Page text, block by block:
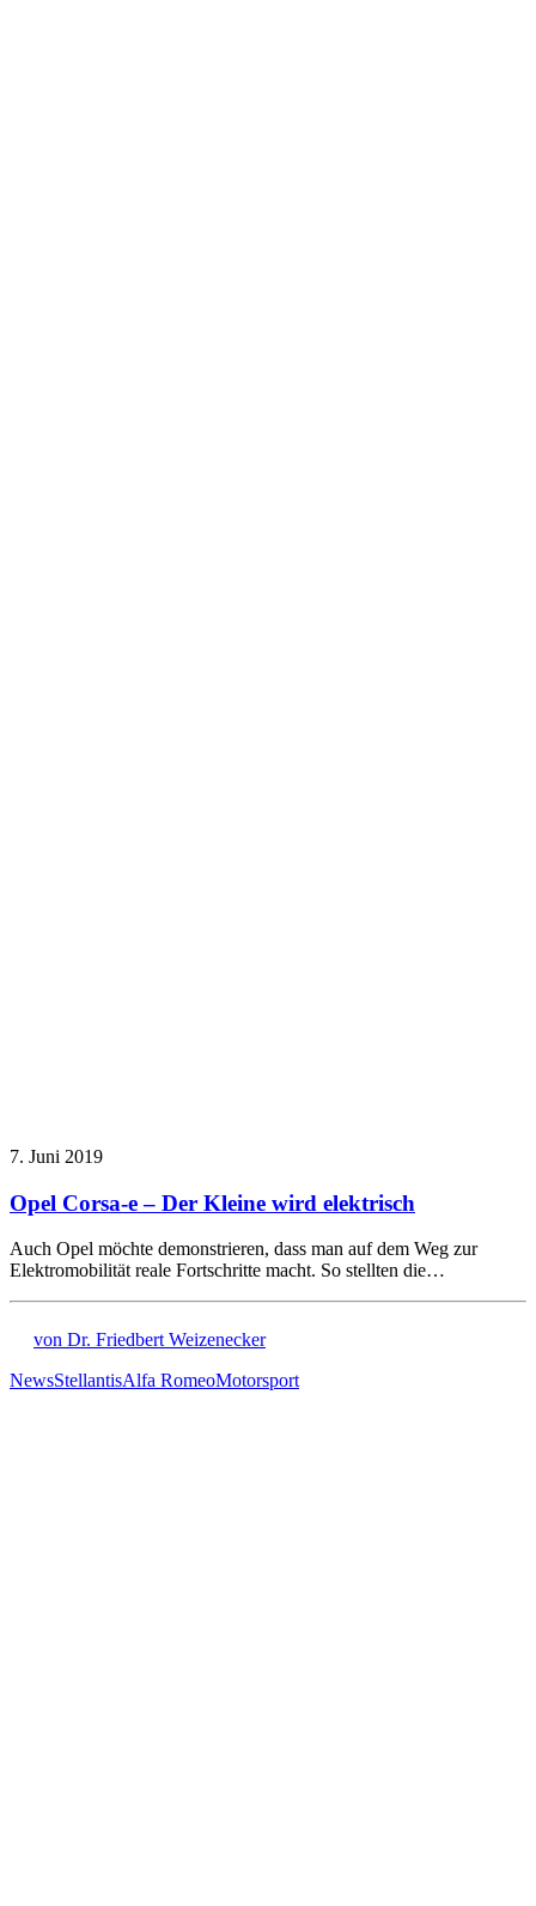
7. Juni 2019
Opel Corsa-e – Der Kleine wird elektrisch
Auch Opel möchte demonstrieren, dass man auf dem Weg zur
Elektromobilität reale Fortschritte macht. So stellten die…
von Dr. Friedbert Weizenecker
NewsStellantisAlfa RomeoMotorsport